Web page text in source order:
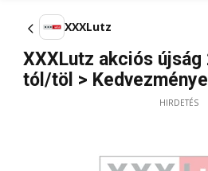
XXXLutz
XXXLutz akciós újság
tól/töl >
HIRDETÉS